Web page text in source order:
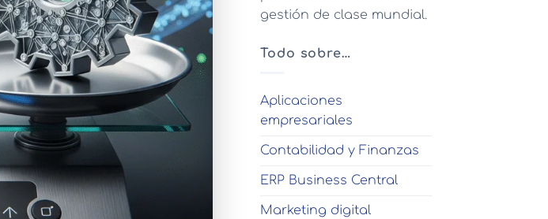
gestión de clase mundial.
Todo sobre…
Aplicaciones
empresariales
Contabilidad y Finanzas
ERP Business Central
Marketing digital